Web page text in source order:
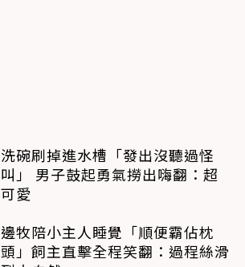
洗碗刷掉進水槽「發出沒聽過怪
叫」 男子鼓起勇氣撈出嗨翻：超
可愛
邊牧陪小主人睡覺「順便霸佔枕
頭」飼主直擊全程笑翻：過程絲滑